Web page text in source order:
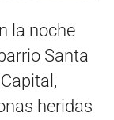
la noche
Santa
heridas